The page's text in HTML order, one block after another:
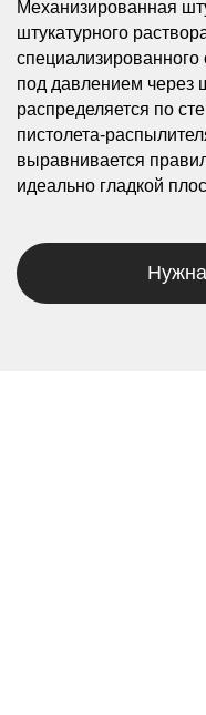
Механизированная
штукатурного
под давлением через
распределяется по
выравнивается
идеально гладкой